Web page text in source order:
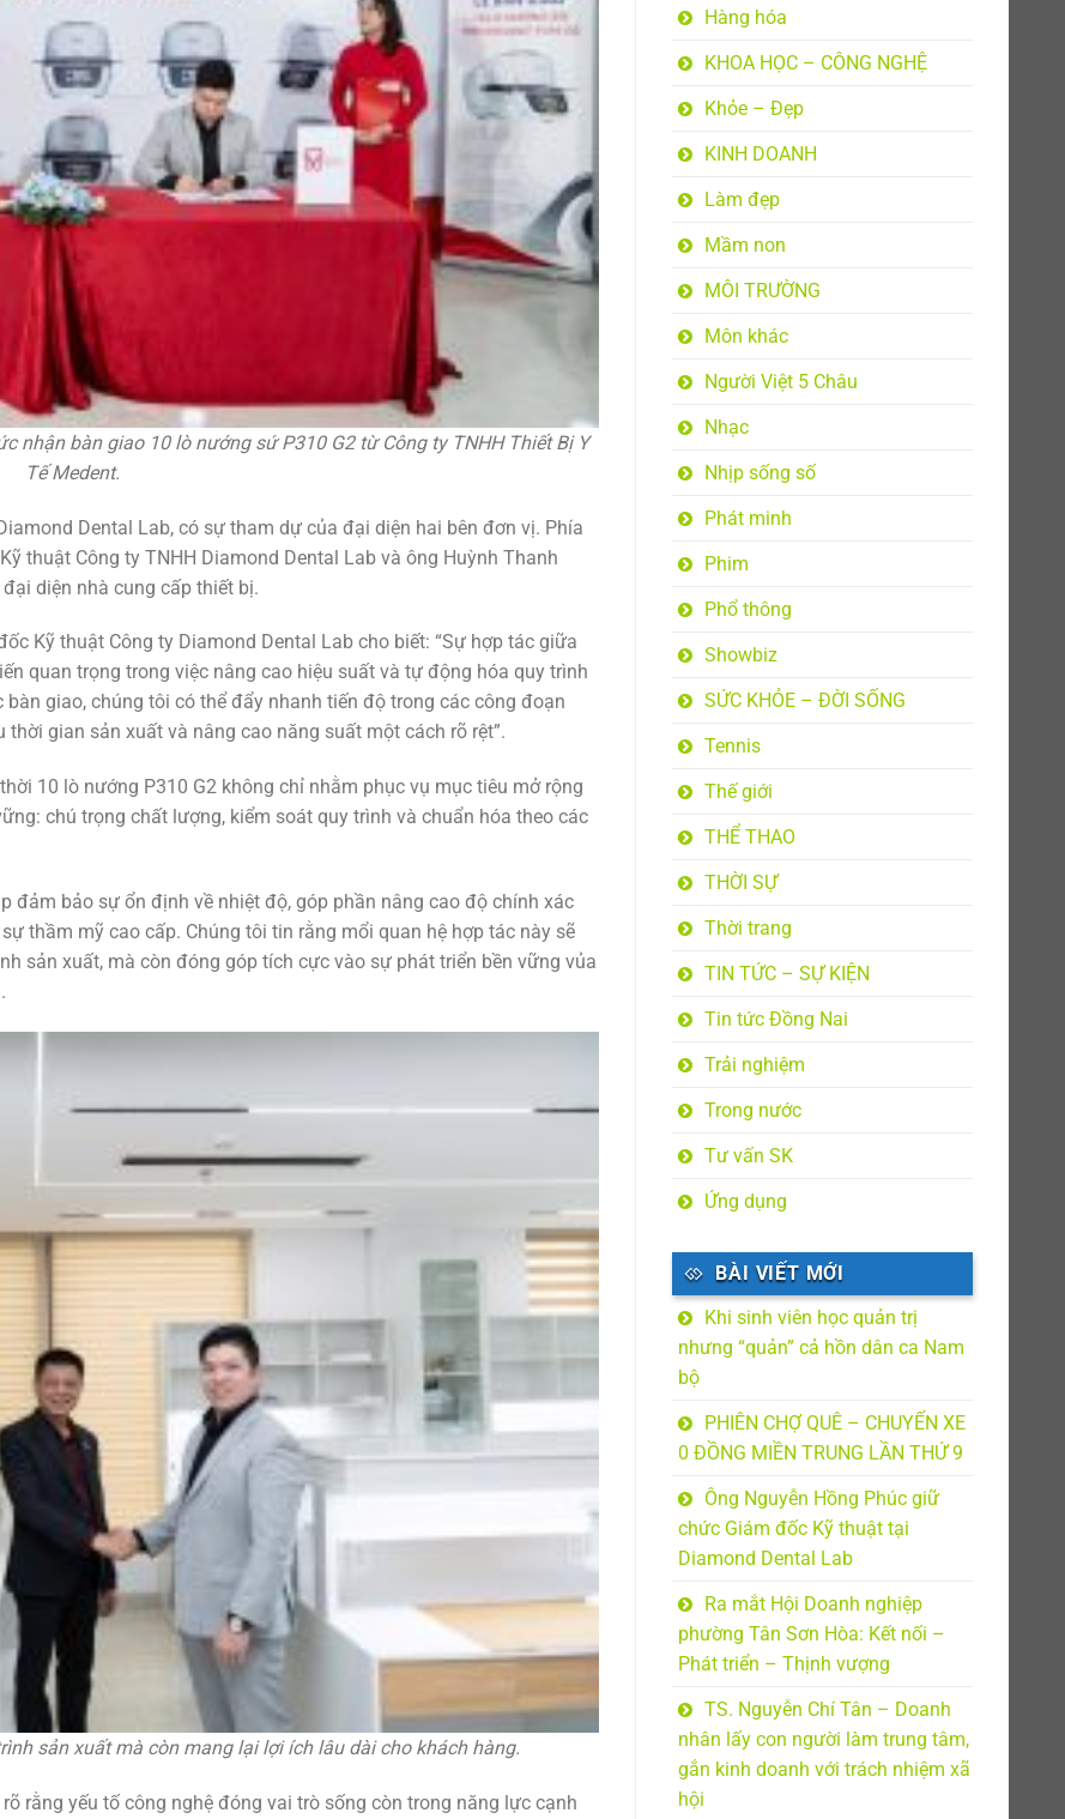
nhận bàn giao 10 lò nướng sứ P310 G2 từ Công ty TNHH Thiết Bị Y
TếMedent.
Dental Lab, có sự tham dự của đại diện hai bên đơn vị. Phía
thuật Công ty TNHH Diamond Dental Lab và ông Huỳnh Thanh
diện nhà cung cấp thiết bị.
Kỹ thuật Công ty Diamond Dental Lab cho biết: “Sự hợp tác giữa
quan trọng trong việc nâng cao hiệu suất và tự động hóa quy trình
giao, chúng tôi có thể đẩy nhanh tiến độ trong các công đoạn
gian sản xuất và nâng cao năng suất một cách rõ rệt”.
10 lò nướng P310 G2 không chỉ nhằm phục vụ mục tiêu mở rộng
chú trọng chất lượng, kiểm soát quy trình và chuẩn hóa theo các
đảm bảo sự ổn định về nhiệt độ, góp phần nâng cao độ chính xác
thầm mỹ cao cấp. Chúng tôi tin rằng mổi quan hệ hợp tác này sẽ
sản xuất, mà còn đóng góp tích cực vào sự phát triển bền vững vủa
sản xuất mà còn mang lại lợi ích lâu dài cho khách hàng.
rằng yếu tố công nghệ đóng vai trò sống còn trong năng lực cạnh
Hàng hóa
KHOA HỌC – CÔNG NGHỆ
Khỏe – Đẹp
KINH DOANH
Làm đẹp
Mầm non
MÔI TRƯỜNG
Môn khác
Người Việt 5 Châu
Nhạc
Nhịp sống số
Phát minh
Phim
Phổ thông
Showbiz
SỨC KHỎE – ĐỜI SỐNG
Tennis
Thế giới
THỂ THAO
THỜI SỰ
Thời trang
TIN TỨC – SỰ KIỆN
Tin tức Đồng Nai
Trải nghiệm
Trong nước
Tư vấn SK
Ứng dụng
BÀI VIẾT MỚI
Khi sinh viên học quản trị
nhưng “quản” cả hồn dân ca Nam
bộ
PHIÊN CHỢ QUÊ – CHUYẾN XE
0 ĐỒNG MIỀN TRUNG LẦN THỨ 9
Ông Nguyễn Hồng Phúc giữ
chức Giám đốc Kỹ thuật tại
Diamond Dental Lab
Ra mắt Hội Doanh nghiệp
phường Tân Sơn Hòa: Kết nối –
Phát triển – Thịnh vượng
TS. Nguyễn Chí Tân – Doanh
nhân lấy con người làm trung tâm,
gắn kinh doanh với trách nhiệm xã
hội